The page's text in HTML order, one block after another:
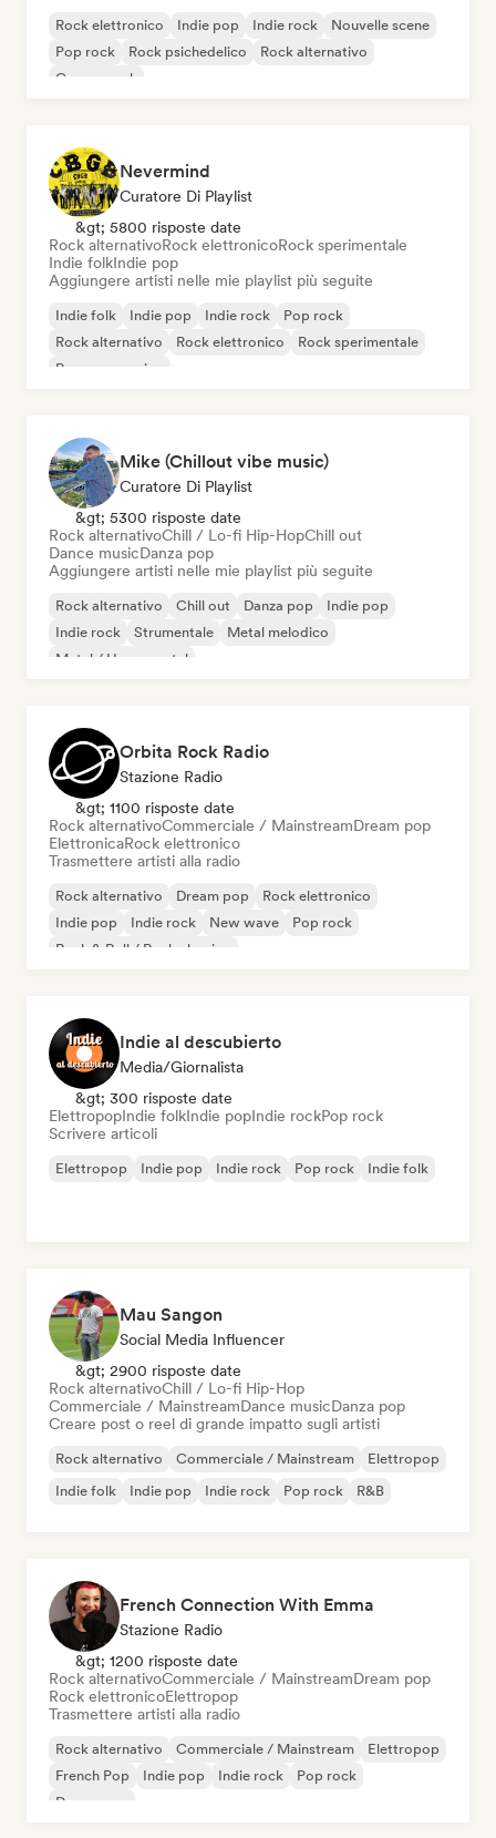
Rock elettronico Indie pop Indie rock
Nouvelle scene
Pop rock
Rock psichedelico
Rock alternativo
Garage rock
Nevermind
Curatore Di Playlist
&gt; 5800 risposte date
Rock alternativoRock elettronicoRock sperimentale
Indie folkIndie pop
Aggiungere artisti nelle mie playlist più seguite
Indie folk Indie pop Indie rock
Pop rock
Rock alternativo
Rock elettronico
Rock sperimentale
Pop progressivo
Mike (Chillout vibe music)
Curatore Di Playlist
&gt; 5300 risposte date
Rock alternativoChill / Lo-fi Hip-HopChill out
Dance musicDanza pop
Aggiungere artisti nelle mie playlist più seguite
Rock alternativo Chill out Danza pop
Indie pop
Indie rock
Strumentale
Metal melodico
Metal / Heavy metal
Orbita Rock Radio
Stazione Radio
&gt; 1100 risposte date
Rock alternativoCommerciale / MainstreamDream pop
ElettronicaRock elettronico
Trasmettere artisti alla radio
Rock alternativo Dream pop
Rock elettronico
Indie pop
Indie rock New wave
Pop rock
Rock & Roll / Rock classico
Indie al descubierto
Media/Giornalista
&gt; 300 risposte date
ElettropopIndie folkIndie popIndie rockPop rock
Scrivere articoli
Elettropop Indie pop Indie rock Pop rock Indie folk
Mau Sangon
Social Media Influencer
&gt; 2900 risposte date
Rock alternativoChill / Lo-fi Hip-Hop
Commerciale / MainstreamDance musicDanza pop
Creare post o reel di grande impatto sugli artisti
Rock alternativo Commerciale / Mainstream
Elettropop
Indie folk
Indie pop Indie rock Pop rock R&B
French Connection With Emma
Stazione Radio
&gt; 1200 risposte date
Rock alternativoCommerciale / MainstreamDream pop
Rock elettronicoElettropop
Trasmettere artisti alla radio
Rock alternativo Commerciale / Mainstream
Elettropop
French Pop
Indie pop Indie rock
Pop rock
Dream pop